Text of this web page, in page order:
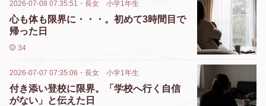
2026-07-08 07:35:51 ・ 長女 小学1年生
心も体も限界に・・・。初めて3時間目で
帰った日
34
2026-07-07 07:35:06 ・ 長女 小学1年生
付き添い登校に限界。「学校へ行く自信
がない」と伝えた日